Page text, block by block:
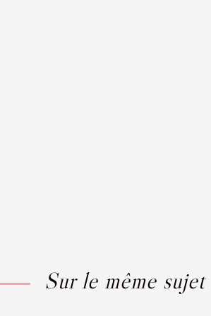
Sur le même sujet